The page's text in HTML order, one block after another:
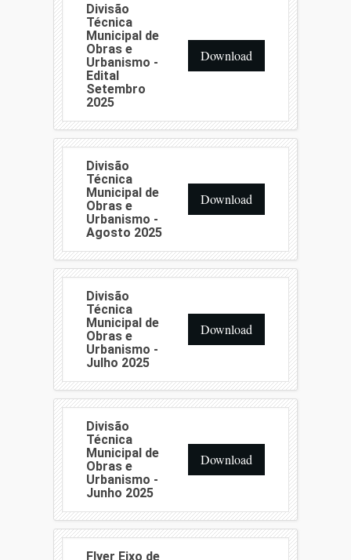
Divisão
Técnica
Municipal de
Obras e
Urbanismo -
Edital
Setembro
2025
Download
Divisão
Técnica
Municipal de
Obras e
Urbanismo -
Agosto 2025
Download
Divisão
Técnica
Municipal de
Obras e
Urbanismo -
Julho 2025
Download
Divisão
Técnica
Municipal de
Obras e
Urbanismo -
Junho 2025
Download
Flyer Eixo de